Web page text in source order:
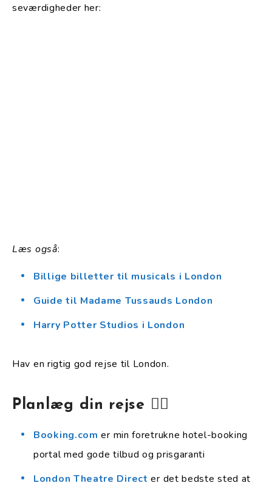
seværdigheder her:
Læs også:
Billige billetter til musicals i London
Guide til Madame Tussauds London
Harry Potter Studios i London
Hav en rigtig god rejse til London.
Planlæg din rejse 👇🏻
Booking.com er min foretrukne hotel-booking
portal med gode tilbud og prisgaranti
London Theatre Direct er det bedste sted at